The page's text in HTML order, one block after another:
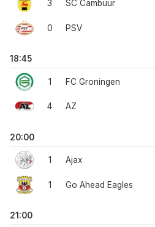
3
0
SC Cambuur
PSV
18:45
1
4
FC Groningen
AZ
20:00
1
1
Ajax
Go Ahead Eagles
21:00